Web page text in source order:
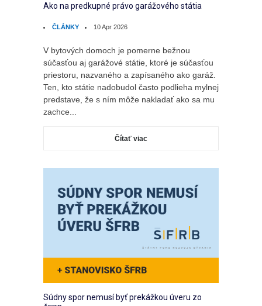
Ako na predkupné právo garážového státia
ČLÁNKY 10 Apr 2026
V bytových domoch je pomerne bežnou
súčasťou aj garážové státie, ktoré je súčasťou
priestoru, nazvaného a zapísaného ako garáž.
Ten, kto státie nadobudol často podlieha mylnej
predstave, že s ním môže nakladať ako sa mu
zachce...
Čítať viac
Súdny spor nemusí byť prekážkou úveru zo